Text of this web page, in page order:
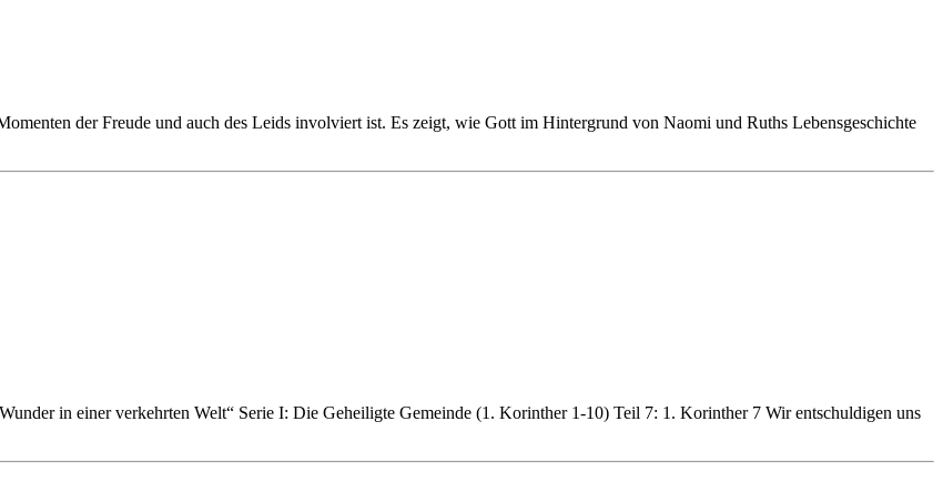
der Freude und auch des Leids involviert ist. Es zeigt, wie Gott im Hintergrund von Naomi und Ruths Lebensgeschichte
in einer verkehrten Welt“ Serie I: Die Geheiligte Gemeinde (1. Korinther 1-10) Teil 7: 1. Korinther 7 Wir entschuldigen uns